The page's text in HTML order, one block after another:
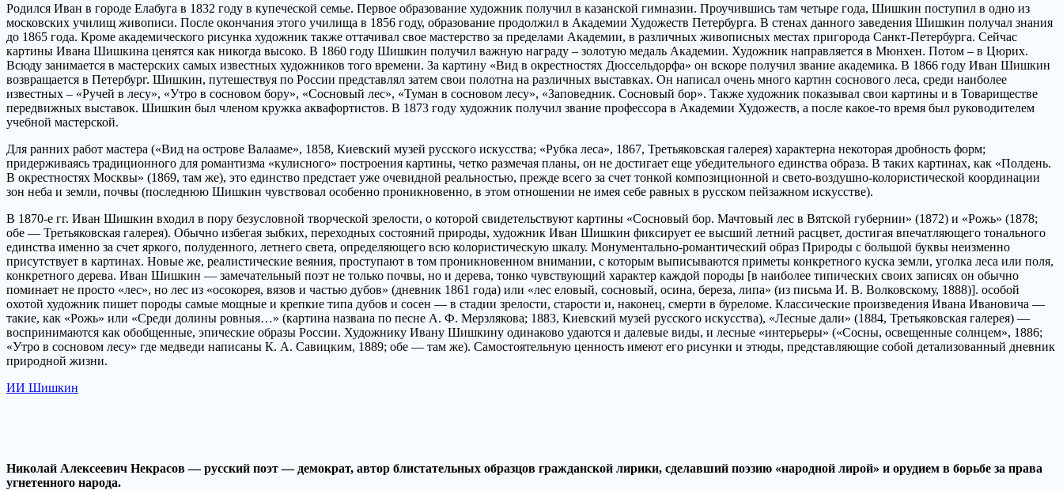
Родился Иван в городе Елабуга в 1832 году в купеческой семье. Первое образование художник получил в казанской гимназии. Проучившись там четыре года, Шишкин поступил в одно из
московских училищ живописи. После окончания этого училища в 1856 году, образование продолжил в Академии Художеств Петербурга. В стенах данного заведения Шишкин получал знания
до 1865 года. Кроме академического рисунка художник также оттачивал свое мастерство за пределами Академии, в различных живописных местах пригорода Санкт-Петербурга. Сейчас
картины Ивана Шишкина ценятся как никогда высоко. В 1860 году Шишкин получил важную награду – золотую медаль Академии. Художник направляется в Мюнхен. Потом – в Цюрих.
Всюду занимается в мастерских самых известных художников того времени. За картину «Вид в окрестностях Дюссельдорфа» он вскоре получил звание академика. В 1866 году Иван Шишкин
возвращается в Петербург. Шишкин, путешествуя по России представлял затем свои полотна на различных выставках. Он написал очень много картин соснового леса, среди наиболее
известных – «Ручей в лесу», «Утро в сосновом бору», «Сосновый лес», «Туман в сосновом лесу», «Заповедник. Сосновый бор». Также художник показывал свои картины и в Товариществе
передвижных выставок. Шишкин был членом кружка аквафортистов. В 1873 году художник получил звание профессора в Академии Художеств, а после какое-то время был руководителем
учебной мастерской.
Для ранних работ мастера («Вид на острове Валааме», 1858, Киевский музей русского искусства; «Рубка леса», 1867, Третьяковская галерея) характерна некоторая дробность форм;
придерживаясь традиционного для романтизма «кулисного» построения картины, четко размечая планы, он не достигает еще убедительного единства образа. В таких картинах, как «Полдень.
В окрестностях Москвы» (1869, там же), это единство предстает уже очевидной реальностью, прежде всего за счет тонкой композиционной и свето-воздушно-колористической координации
зон неба и земли, почвы (последнюю Шишкин чувствовал особенно проникновенно, в этом отношении не имея себе равных в русском пейзажном искусстве).
В 1870-е гг. Иван Шишкин входил в пору безусловной творческой зрелости, о которой свидетельствуют картины «Сосновый бор. Мачтовый лес в Вятской губернии» (1872) и «Рожь» (1878;
обе — Третьяковская галерея). Обычно избегая зыбких, переходных состояний природы, художник Иван Шишкин фиксирует ее высший летний расцвет, достигая впечатляющего тонального
единства именно за счет яркого, полуденного, летнего света, определяющего всю колористическую шкалу. Монументально-романтический образ Природы с большой буквы неизменно
присутствует в картинах. Новые же, реалистические веяния, проступают в том проникновенном внимании, с которым выписываются приметы конкретного куска земли, уголка леса или поля,
конкретного дерева. Иван Шишкин — замечательный поэт не только почвы, но и дерева, тонко чувствующий характер каждой породы [в наиболее типических своих записях он обычно
поминает не просто «лес», но лес из «осокорея, вязов и частью дубов» (дневник 1861 года) или «лес еловый, сосновый, осина, береза, липа» (из письма И. В. Волковскому, 1888)]. особой
охотой художник пишет породы самые мощные и крепкие типа дубов и сосен — в стадии зрелости, старости и, наконец, смерти в буреломе. Классические произведения Ивана Ивановича —
такие, как «Рожь» или «Среди долины ровныя…» (картина названа по песне А. Ф. Мерзлякова; 1883, Киевский музей русского искусства), «Лесные дали» (1884, Третьяковская галерея) —
воспринимаются как обобщенные, эпические образы России. Художнику Ивану Шишкину одинаково удаются и далевые виды, и лесные «интерьеры» («Сосны, освещенные солнцем», 1886;
«Утро в сосновом лесу» где медведи написаны К. А. Савицким, 1889; обе — там же). Самостоятельную ценность имеют его рисунки и этюды, представляющие собой детализованный дневник
природной жизни.
ИИ Шишкин
Николай Алексеевич Некрасов — русский поэт — демократ, автор блистательных образцов гражданской лирики, сделавший поэзию «народной лирой» и орудием в борьбе за права
угнетенного народа.